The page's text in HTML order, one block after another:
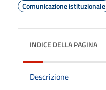
Comunicazione istituzionale
INDICE DELLA PAGINA
Descrizione